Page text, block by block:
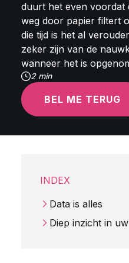
duurt het even voordat
weg door papier filtert
die tijd is het al
zeker zijn van de
wanneer het is
2 min
BEL ME TERUG
INDEX
Data is alles
Diep inzicht in